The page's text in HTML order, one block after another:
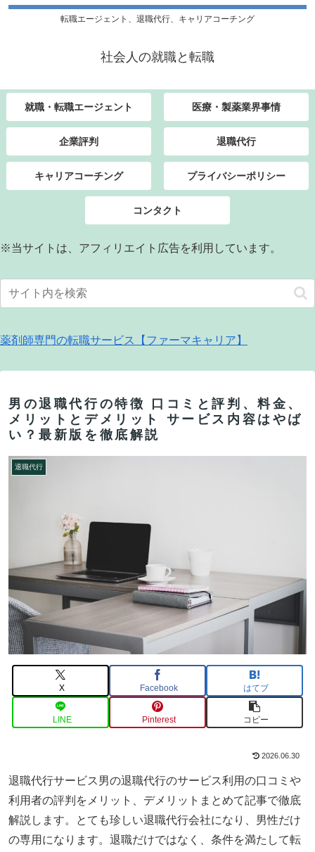
転職エージェント、退職代行、キャリアコーチング
社会人の就職と転職
就職・転職エージェント 医療・製薬業界事情
企業評判 退職代行
キャリアコーチング プライバシーポリシー
コンタクト
※当サイトは、アフィリエイト広告を利用しています。
薬剤師専門の転職サービス【ファーマキャリア】
男の退職代行の特徴 口コミと評判、料金、
メリットとデメリット サービス内容はやば
い？最新版を徹底解説
退職代行
X Facebook はてブ
LINE Pinterest コピー
2026.06.30
退職代行サービス男の退職代行のサービス利用の口コミや
利用者の評判をメリット、デメリットまとめて記事で徹底
解説します。とても珍しい退職代行会社になり、男性だけ
の専用になります。退職だけではなく、条件を満たして転